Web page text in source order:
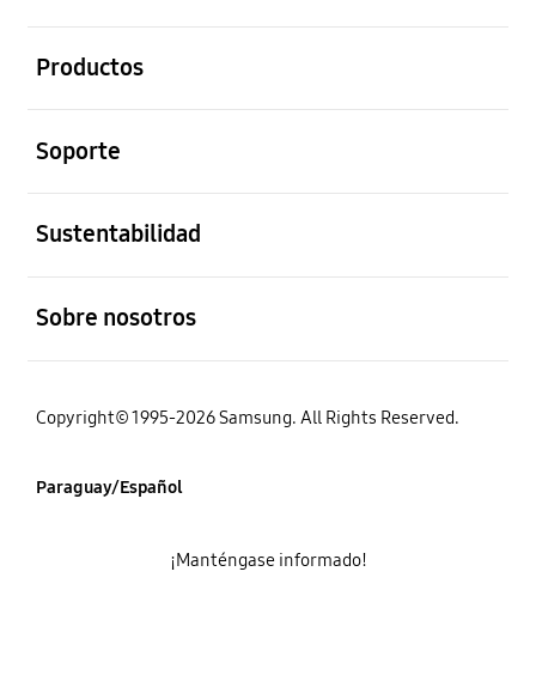
Productos
Soporte
Sustentabilidad
Sobre nosotros
Copyright© 1995-2026 Samsung. All Rights Reserved.
Paraguay/Español
¡Manténgase informado!